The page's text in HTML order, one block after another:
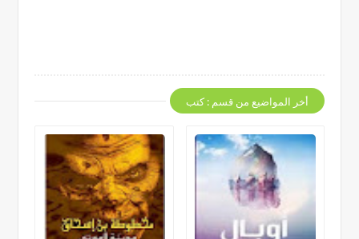
أخر المواضيع من قسم : كتب